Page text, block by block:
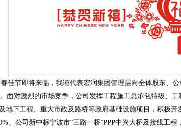
佳节即将来临，我谨代表宏润集团管理层向全体股东、
面对激烈的市场竞争，公司发挥工程施工总承包特级、
地下工程、重大市政及路桥等政府基础设施项目，积极开
。 公司新中标宁波市“三路一桥”PPP中兴大桥及接线工程